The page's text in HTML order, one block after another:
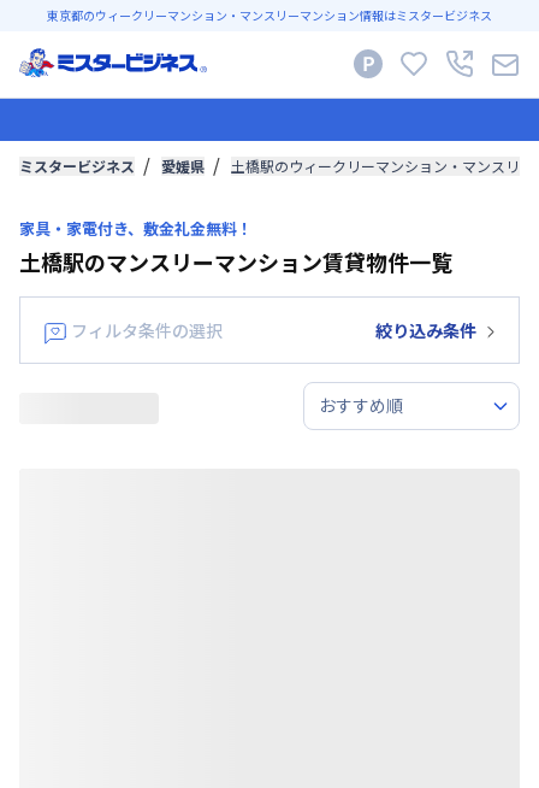
東京都のウィークリーマンション・マンスリーマンション情報はミスタービジネス
ミスタービジネス 愛媛県 土橋駅のウィークリーマンション・マンスリ
家具・家電付き、敷金礼金無料！
土橋駅のマンスリーマンション賃貸物件一覧
フィルタ条件の選択 絞り込み条件